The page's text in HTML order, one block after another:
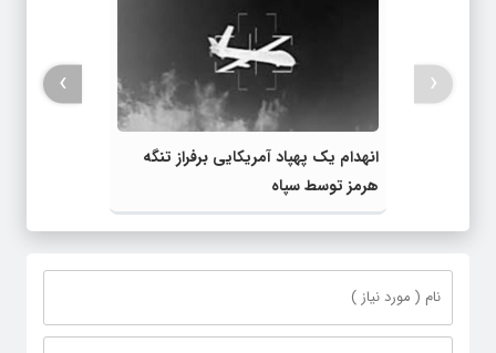
انهدام یک پهپاد آمریکایی برفراز تنگه
هرمز توسط سپاه
‹
›